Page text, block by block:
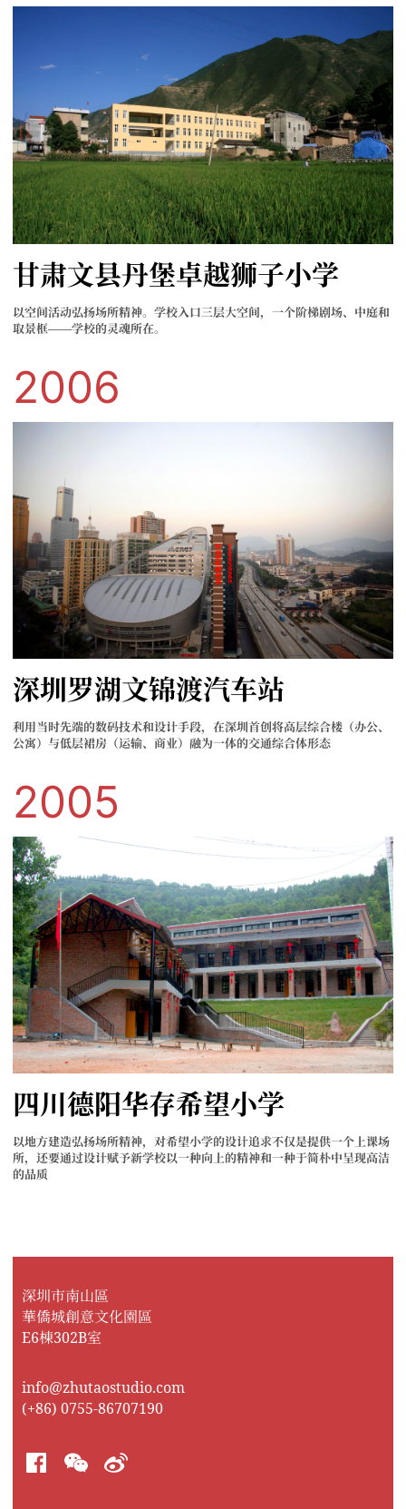
甘肃文县丹堡卓越狮子小学
以空间活动弘扬场所精神。学校入口三层大空间，一个阶梯剧场、中庭和
取景框——学校的灵魂所在。
2006
深圳罗湖文锦渡汽车站
利用当时先端的数码技术和设计手段，在深圳首创将高层综合楼（办公、
公寓）与低层裙房（运输、商业）融为一体的交通综合体形态
2005
四川德阳华存希望小学
以地方建造弘扬场所精神，对希望小学的设计追求不仅是提供一个上课场
所，还要通过设计赋予新学校以一种向上的精神和一种于简朴中呈现高洁
的品质
深圳市南山區
華僑城創意文化園區
E6棟302B室
info@zhutaostudio.com
(+86) 0755-86707190